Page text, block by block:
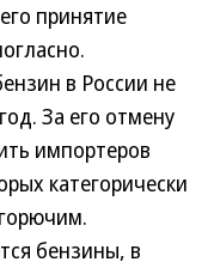
принятие
в России не
За его отмену
импортеров
категорически
бензины, в